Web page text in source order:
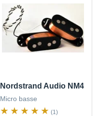
Nordstrand Audio NM4
Micro basse
(1)